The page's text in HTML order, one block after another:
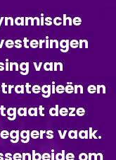
van
en
deze
vaak.